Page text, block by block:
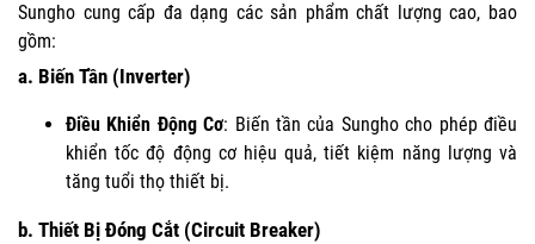
Sungho cung cấp đa dạng các sản phẩm chất lượng cao, bao
gồm:
a. Biến Tần (Inverter)
Điều Khiển Động Cơ: Biến tần của Sungho cho phép điều
khiển tốc độ động cơ hiệu quả, tiết kiệm năng lượng và
tăng tuổi thọ thiết bị.
b. Thiết Bị Đóng Cắt (Circuit Breaker)